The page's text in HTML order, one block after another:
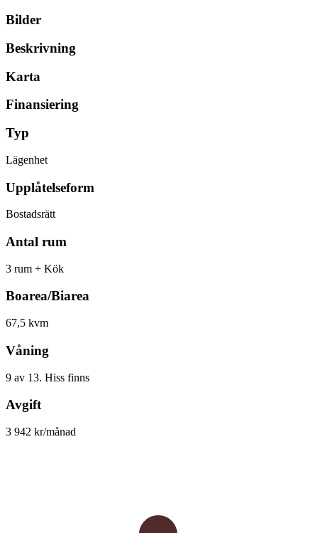
Bilder
Beskrivning
Karta
Finansiering
Typ
Lägenhet
Upplåtelseform
Bostadsrätt
Antal rum
3 rum + Kök
Boarea/Biarea
67,5 kvm
Våning
9 av 13. Hiss finns
Avgift
3 942 kr/månad